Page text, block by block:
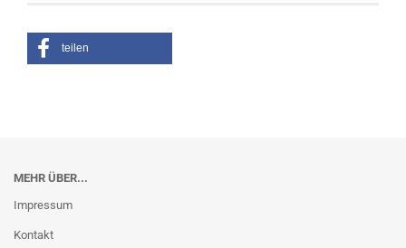
teilen
MEHR ÜBER...
Impressum
Kontakt